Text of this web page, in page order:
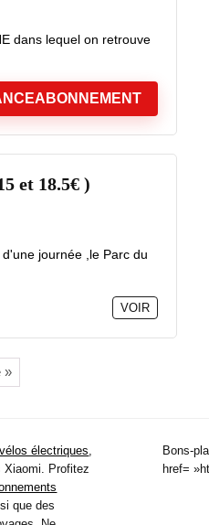
dans lequel on retrouve
et 18.5€ )
journée ,le Parc du
VOIR
»
vélos électriques
Xiaomi. Profitez
que des
Bons-
href=